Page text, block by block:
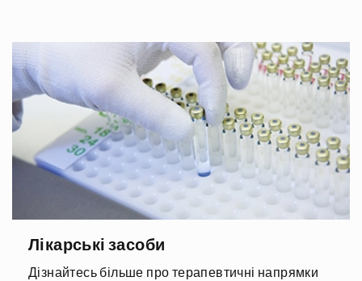
Лікарські засоби
Дізнайтесь більше про терапевтичні напрямки